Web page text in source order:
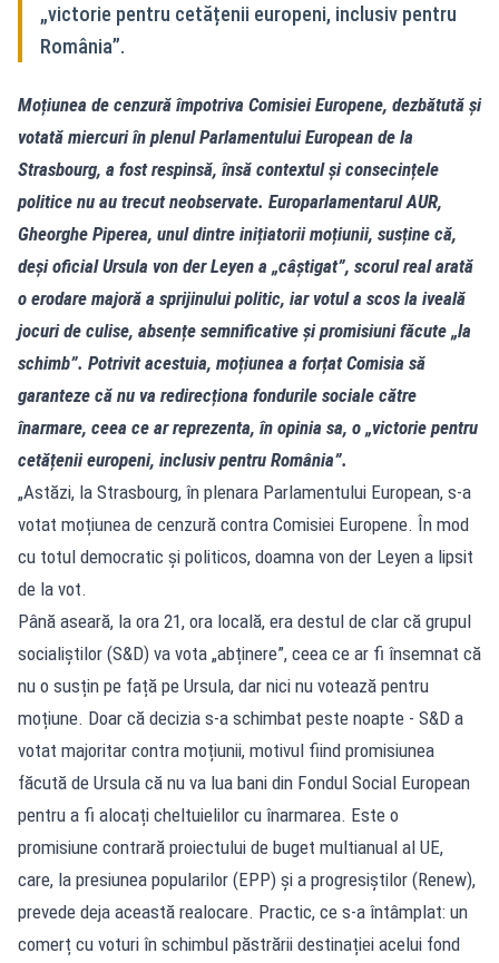
„victorie pentru cetățenii europeni, inclusiv pentru
România”.
Moțiunea de cenzură împotriva Comisiei Europene, dezbătută și
votată miercuri în plenul Parlamentului European de la
Strasbourg, a fost respinsă, însă contextul și consecințele
politice nu au trecut neobservate. Europarlamentarul AUR,
Gheorghe Piperea, unul dintre inițiatorii moțiunii, susține că,
deși oficial Ursula von der Leyen a „câștigat”, scorul real arată
o erodare majoră a sprijinului politic, iar votul a scos la iveală
jocuri de culise, absențe semnificative și promisiuni făcute „la
schimb”. Potrivit acestuia, moțiunea a forțat Comisia să
garanteze că nu va redirecționa fondurile sociale către
înarmare, ceea ce ar reprezenta, în opinia sa, o „victorie pentru
cetățenii europeni, inclusiv pentru România”.
„Astăzi, la Strasbourg, în plenara Parlamentului European, s-a
votat moțiunea de cenzură contra Comisiei Europene. În mod
cu totul democratic și politicos, doamna von der Leyen a lipsit
de la vot.
Până aseară, la ora 21, ora locală, era destul de clar că grupul
socialiștilor (S&D) va vota „abținere”, ceea ce ar fi însemnat că
nu o susțin pe față pe Ursula, dar nici nu votează pentru
moțiune. Doar că decizia s-a schimbat peste noapte - S&D a
votat majoritar contra moțiunii, motivul fiind promisiunea
făcută de Ursula că nu va lua bani din Fondul Social European
pentru a fi alocați cheltuielilor cu înarmarea. Este o
promisiune contrară proiectului de buget multianual al UE,
care, la presiunea popularilor (EPP) și a progresiștilor (Renew),
prevede deja această realocare. Practic, ce s-a întâmplat: un
comerț cu voturi în schimbul păstrării destinației acelui fond